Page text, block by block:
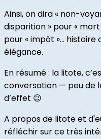
Ainsi, on dira « non-
disparition » pour «
pour « impôt »… histoire
élégance.
En résumé : la litote,
conversation — peu de
d’effet 😉
A propos de litote et
réfléchir sur ce très